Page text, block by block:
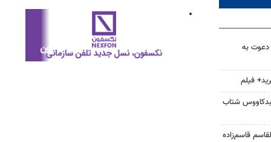
دعوت به
فیلم
شتاب
قاسم‌زاده